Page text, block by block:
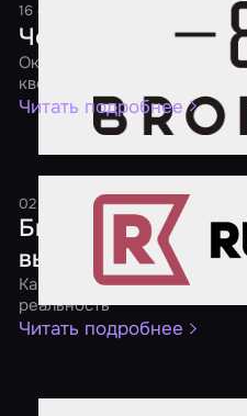
16 сентября 2016
Чем заняться на
Окажись внутри фильма
квесте
Читать подробнее
02 августа 20161 минута
Бизнес на квестах:
выходить?
Как заработать на
реальность
Читать подробнее